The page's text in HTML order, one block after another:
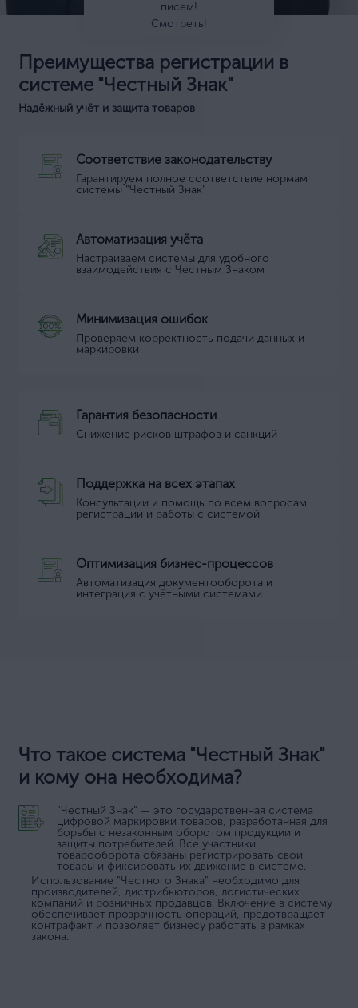
писем!
Смотреть!
Преимущества регистрации в
системе "Честный Знак"
Надёжный учёт и защита товаров
Соответствие законодательству
Гарантируем полное соответствие нормам
системы "Честный Знак"
Автоматизация учёта
Настраиваем системы для удобного
взаимодействия с Честным Знаком
Минимизация ошибок
Проверяем корректность подачи данных и
маркировки
Гарантия безопасности
Снижение рисков штрафов и санкций
Поддержка на всех этапах
Консультации и помощь по всем вопросам
регистрации и работы с системой
Оптимизация бизнес-процессов
Автоматизация документооборота и
интеграция с учётными системами
Что такое система "Честный Знак"
и кому она необходима?
"Честный Знак" — это государственная система
цифровой маркировки товаров, разработанная для
борьбы с незаконным оборотом продукции и
защиты потребителей. Все участники
товарооборота обязаны регистрировать свои
товары и фиксировать их движение в системе.
Использование "Честного Знака" необходимо для
производителей, дистрибьюторов, логистических
компаний и розничных продавцов. Включение в систему
обеспечивает прозрачность операций, предотвращает
контрафакт и позволяет бизнесу работать в рамках
закона.